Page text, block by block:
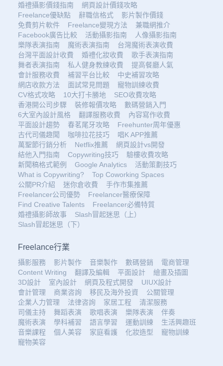
婚禮攝影價錢指南
網頁設計價錢攻略
Freelance優缺點
辭職信格式
影片製作價錢
免費剪片軟件
Freelance變現方法
兼職網推介
Facebook廣告比較
活動攝影指南
人像攝影指南
樂隊表演指南
魔術表演指南
台灣魔術表演收費
台灣平面設計收費
婚禮化妝收費
歌手表演指南
舞者表演指南
私人健身教練收費
提高餐廳人氣
會計服務收費
補習平台比較
中史補習攻略
網店收款方法
面試常見問題
寵物訓練收費
CV格式攻略
10大打卡勝地
SEO收費攻略
香港開公司步驟
裝修報價攻略
數碼營銷入門
6大室內設計風格
翻譯服務收費
內容寫作收費
平面設計趨勢
春茗尾牙攻略
Freehunter周年優惠
古代司儀趣聞
咖啡拉花技巧
唱K APP推薦
萬聖節行銷分析
Netflix推薦
網頁設計vs開發
結他入門指南
Copywriting技巧
驗樓收費攻略
新聞稿格式範例
Google Analytics
活動策劃技巧
What is Copywriting?
Top Coworking Spaces
公關PR介紹
迷你倉收費
手作市集推薦
Freelancer公司優勢
Freelancer醫療保障
Find Creative Talents
Freelancer必備特質
婚禮攝影師故事
Slash冒起迷思（上）
Slash冒起迷思（下）
Freelance行業
攝影服務 影片製作 音樂製作 數碼營銷
電商管理
Content Writing
翻譯及編輯 平面設計
繪畫及插圖
3D設計
室內設計 網頁及程式開發
UIUX設計
會計管理
商業咨詢 移民及海外投資
公關管理
企業人力管理
法律咨詢 家居工程
清潔服務
司儀主持
舞蹈表演 歌唱表演 樂隊表演
伴奏
魔術表演
學科補習 語言學習 運動訓練
生活興趣班
音樂課程
個人美容 家庭看護 化妝造型
寵物訓練
寵物美容